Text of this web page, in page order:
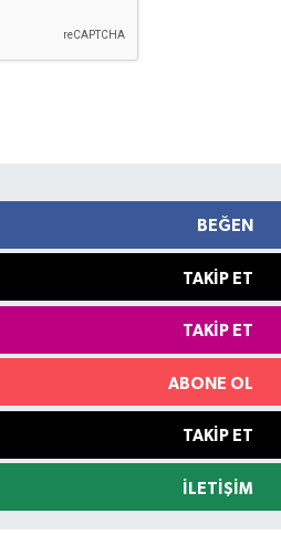
BEĞEN
TAKIP ET
TAKIP ET
ABONE OL
TAKIP ET
İLETIŞIM